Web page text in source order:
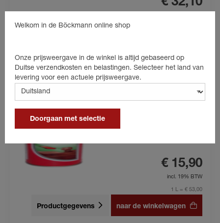
€ 15,90
incl. 19% BTW
1 L = € 53,00
Productgegevens naar de winkelwagen
Welkom in de Böckmann online shop
Onze prijsweergave in de winkel is altijd gebaseerd op
Duitse verzendkosten en belastingen. Selecteer het land van
levering voor een actuele prijsweergave.
Doorgaan met selectie